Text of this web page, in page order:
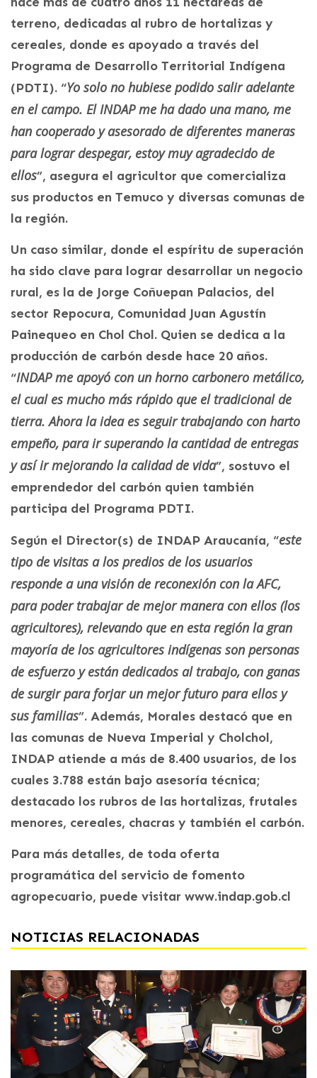
terreno, dedicadas al rubro de hortalizas y
cereales, donde es apoyado a través del
Programa de Desarrollo Territorial Indígena
(PDTI). “Yo solo no hubiese podido salir adelante
en el campo. El INDAP me ha dado una mano, me
han cooperado y asesorado de diferentes maneras
para lograr despegar, estoy muy agradecido de
ellos”, asegura el agricultor que comercializa
sus productos en Temuco y diversas comunas de
la región.
Un caso similar, donde el espíritu de superación
ha sido clave para lograr desarrollar un negocio
rural, es la de Jorge Coñuepan Palacios, del
sector Repocura, Comunidad Juan Agustín
Painequeo en Chol Chol. Quien se dedica a la
producción de carbón desde hace 20 años.
“INDAP me apoyó con un horno carbonero metálico,
el cual es mucho más rápido que el tradicional de
tierra. Ahora la idea es seguir trabajando con harto
empeño, para ir superando la cantidad de entregas
y así ir mejorando la calidad de vida”, sostuvo el
emprendedor del carbón quien también
participa del Programa PDTI.
Según el Director(s) de INDAP Araucanía, “este
tipo de visitas a los predios de los usuarios
responde a una visión de reconexión con la AFC,
para poder trabajar de mejor manera con ellos (los
agricultores), relevando que en esta región la gran
mayoría de los agricultores indígenas son personas
de esfuerzo y están dedicados al trabajo, con ganas
de surgir para forjar un mejor futuro para ellos y
sus familias”. Además, Morales destacó que en
las comunas de Nueva Imperial y Cholchol,
INDAP atiende a más de 8.400 usuarios, de los
cuales 3.788 están bajo asesoría técnica;
destacado los rubros de las hortalizas, frutales
menores, cereales, chacras y también el carbón.
Para más detalles, de toda oferta
programática del servicio de fomento
agropecuario, puede visitar www.indap.gob.cl
NOTICIAS RELACIONADAS